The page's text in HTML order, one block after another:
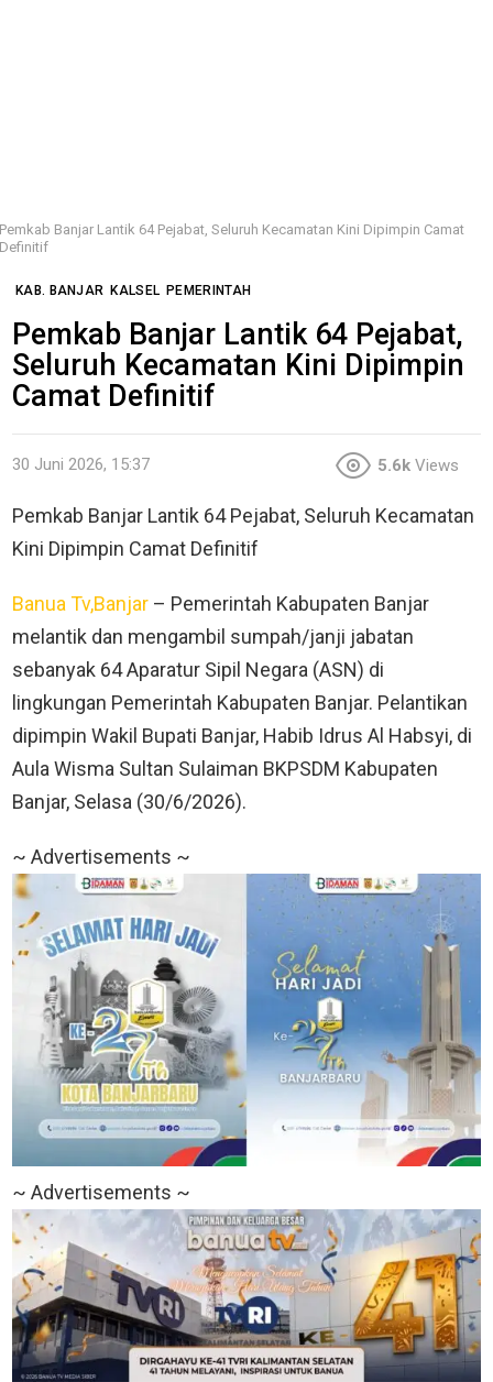
Pemkab Banjar Lantik 64 Pejabat, Seluruh Kecamatan Kini Dipimpin Camat
Definitif
KAB. BANJAR KALSEL PEMERINTAH
Pemkab Banjar Lantik 64 Pejabat,
Seluruh Kecamatan Kini Dipimpin
Camat Definitif
30 Juni 2026, 15:37 5.6k Views
Pemkab Banjar Lantik 64 Pejabat, Seluruh Kecamatan
Kini Dipimpin Camat Definitif
Banua Tv,Banjar – Pemerintah Kabupaten Banjar
melantik dan mengambil sumpah/janji jabatan
sebanyak 64 Aparatur Sipil Negara (ASN) di
lingkungan Pemerintah Kabupaten Banjar. Pelantikan
dipimpin Wakil Bupati Banjar, Habib Idrus Al Habsyi, di
Aula Wisma Sultan Sulaiman BKPSDM Kabupaten
Banjar, Selasa (30/6/2026).
~ Advertisements ~
~ Advertisements ~